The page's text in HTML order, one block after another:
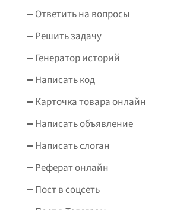
Ответить на вопросы
Решить задачу
Генератор историй
Написать код
Карточка товара онлайн
Написать объявление
Написать слоган
Реферат онлайн
Пост в соцсеть